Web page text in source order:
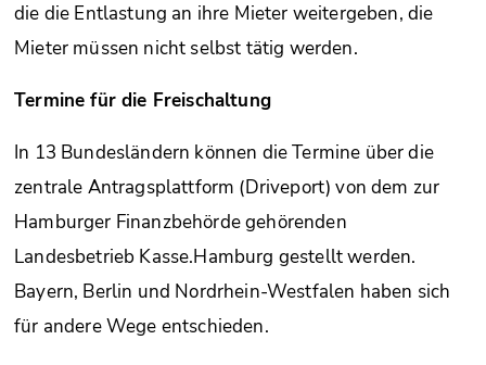
die die Entlastung an ihre Mieter weitergeben, die
Mieter müssen nicht selbst tätig werden.
Termine für die Freischaltung
In 13 Bundesländern können die Termine über die
zentrale Antragsplattform (Driveport) von dem zur
Hamburger Finanzbehörde gehörenden
Landesbetrieb Kasse.Hamburg gestellt werden.
Bayern, Berlin und Nordrhein-Westfalen haben sich
für andere Wege entschieden.